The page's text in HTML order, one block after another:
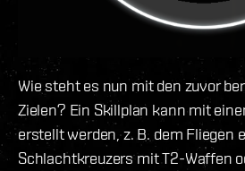
Wie steht es nun mit den zuvor
Zielen? Ein Skillplan kann mit
erstellt werden, z. B. dem Fliegen
Schlachtkreuzers mit T2-Waffen